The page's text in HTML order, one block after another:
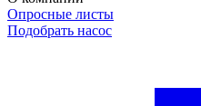
Опросные листы
Подобрать насос